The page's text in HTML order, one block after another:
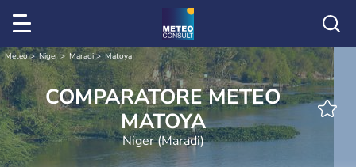
Meteo Niger Maradi Matoya
COMPARATORE METEO
MATOYA
Niger (Maradi)